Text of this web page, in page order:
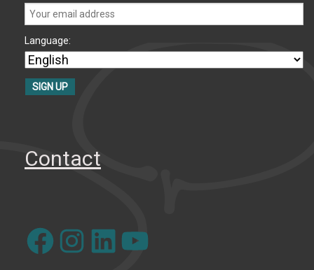
Language:
Contact
FacebookInstagramLinkedIn YouTube